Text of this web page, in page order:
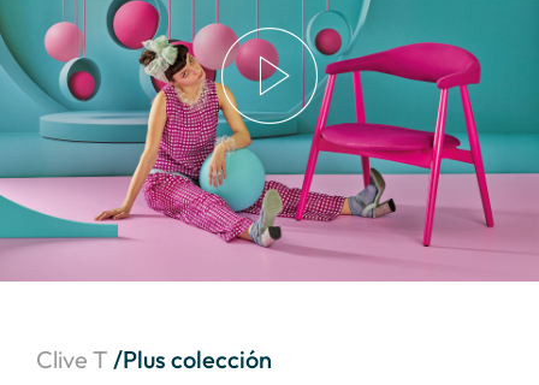
Clive T /Plus colección